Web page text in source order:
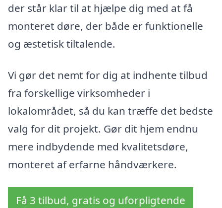
der står klar til at hjælpe dig med at få
monteret døre, der både er funktionelle
og æstetisk tiltalende.
Vi gør det nemt for dig at indhente tilbud
fra forskellige virksomheder i
lokalområdet, så du kan træffe det bedste
valg for dit projekt. Gør dit hjem endnu
mere indbydende med kvalitetsdøre,
monteret af erfarne håndværkere.
Få 3 tilbud, gratis og uforpligtende